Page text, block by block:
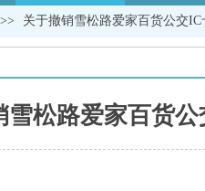
>> 关于撤销雪松路爱家百货公交
雪松路爱家百货